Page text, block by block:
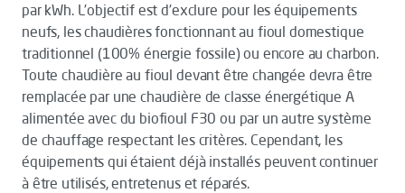
par kWh. L’objectif est d’exclure pour les équipements
neufs, les chaudières fonctionnant au fioul domestique
traditionnel (100% énergie fossile) ou encore au charbon.
Toute chaudière au fioul devant être changée devra être
remplacée par une chaudière de classe énergétique A
alimentée avec du biofioul F30 ou par un autre système
de chauffage respectant les critères. Cependant, les
équipements qui étaient déjà installés peuvent continuer
à être utilisés, entretenus et réparés.